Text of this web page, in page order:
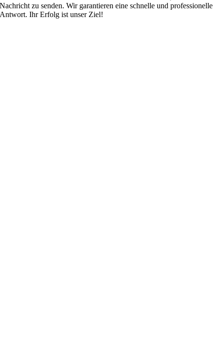
Nachricht zu senden. Wir garantieren eine schnelle und professionelle
Antwort. Ihr Erfolg ist unser Ziel!